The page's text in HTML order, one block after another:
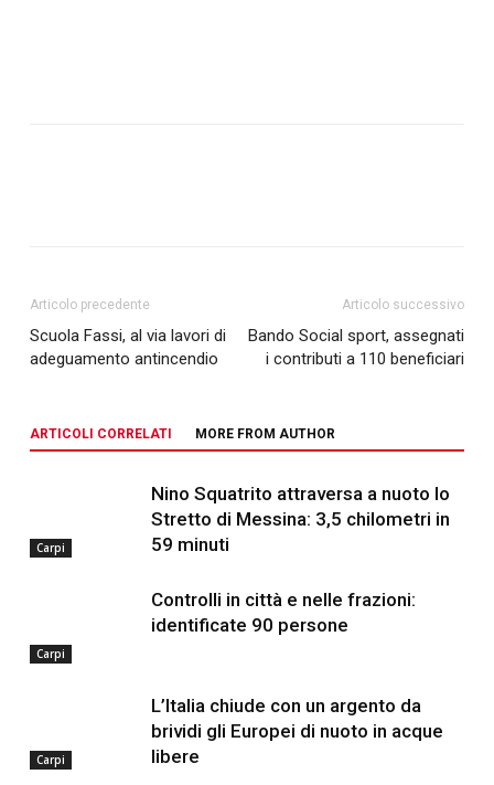
Articolo precedente
Scuola Fassi, al via lavori di
adeguamento antincendio
Articolo successivo
Bando Social sport, assegnati
i contributi a 110 beneficiari
ARTICOLI CORRELATI MORE FROM AUTHOR
Carpi
Nino Squatrito attraversa a nuoto lo
Stretto di Messina: 3,5 chilometri in
59 minuti
Carpi
Controlli in città e nelle frazioni:
identificate 90 persone
Carpi
L’Italia chiude con un argento da
brividi gli Europei di nuoto in acque
libere